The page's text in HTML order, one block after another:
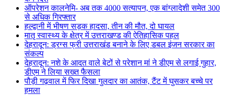
ऑपरेशन कालनेमि- अब तक 4000 सत्यापन, एक बांग्लादेशी समेत 300
से अधिक गिरफ्तार
हल्द्वानी में भीषण सड़क हादसा, तीन की मौत, दो घायल
मातृ स्वास्थ्य के क्षेत्र में उत्तराखण्ड की ऐतिहासिक पहल
देहरादून: ड्रग्स फ्री उत्तराखंड बनाने के लिए डबल इंजन सरकार का
संकल्प
देहरादून: नशे के आदत वाले बेटों से परेशान मां ने डीएम से लगाई गुहार,
डीएम ने लिया सख्त फैसला
पौड़ी गढ़वाल में फिर दिखा गुलदार का आतंक, टैंट में घुसकर बच्चे पर
हमला